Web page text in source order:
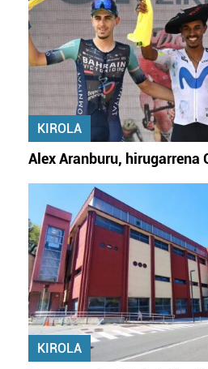
KIROLA
Alex Aranburu, hirugarrena
KIROLA